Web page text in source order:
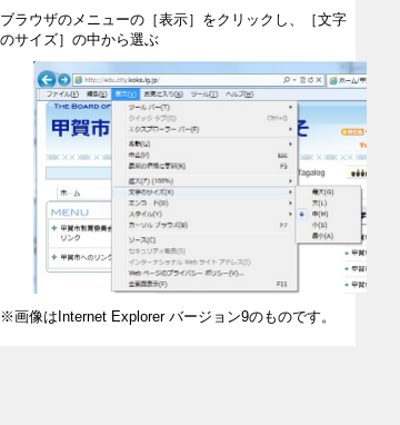
ブラウザのメニューの［表示］をクリックし、［文字
のサイズ］の中から選ぶ
※画像はInternet Explorer バージョン9のものです。